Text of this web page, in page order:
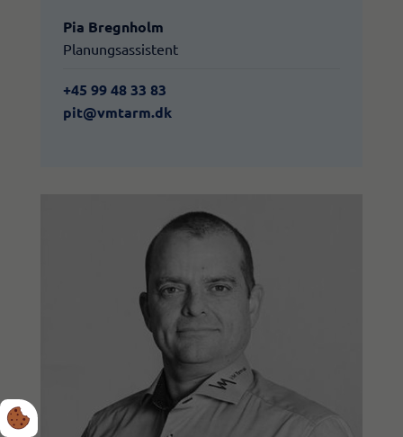
Pia Bregnholm
Planungsassistent
+45 99 48 33 83
​pit@vmtarm.dk